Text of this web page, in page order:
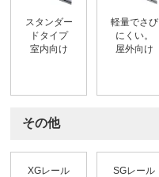
スタンダー
ドタイプ
室内向け
軽量でさび
にくい。
屋外向け
その他
XGレール SGレール